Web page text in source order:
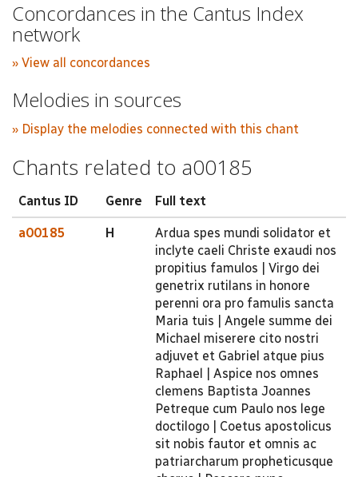
Concordances in the Cantus Index
network
» View all concordances
Melodies in sources
» Display the melodies connected with this chant
Chants related to a00185
Cantus ID Genre Full text
a00185 H
Ardua spes mundi solidator et
inclyte caeli Christe exaudi nos
propitius famulos | Virgo dei
genetrix rutilans in honore
perenni ora pro famulis sancta
Maria tuis | Angele summe dei
Michael miserere cito nostri
adjuvet et Gabriel atque pius
Raphael | Aspice nos omnes
clemens Baptista Joannes
Petreque cum Paulo nos lege
doctilogo | Coetus apostolicus
sit nobis fautor et omnis ac
patriarcharum propheticusque